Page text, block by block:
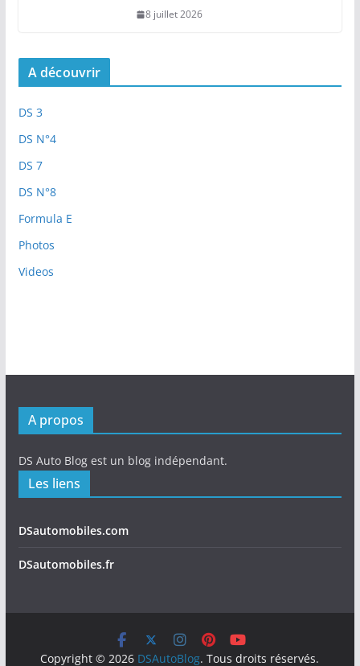
8 juillet 2026
A découvrir
DS 3
DS N°4
DS 7
DS N°8
Formula E
Photos
Videos
A propos
DS Auto Blog est un blog indépendant.
Les liens
DSautomobiles.com
DSautomobiles.fr
Copyright © 2026 DSAutoBlog. Tous droits réservés.